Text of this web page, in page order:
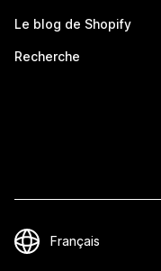
Le blog de Shopify
Recherche